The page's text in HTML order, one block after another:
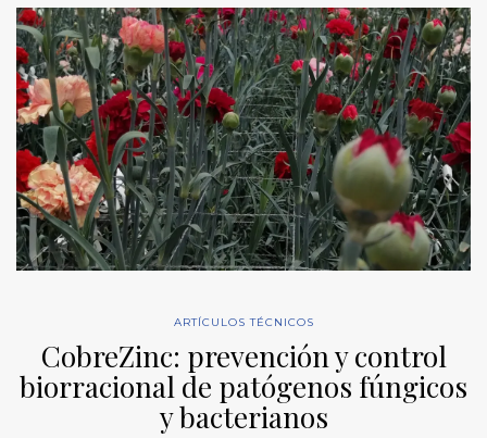
ARTÍCULOS TÉCNICOS
CobreZinc: prevención y control
biorracional de patógenos fúngicos
y bacterianos